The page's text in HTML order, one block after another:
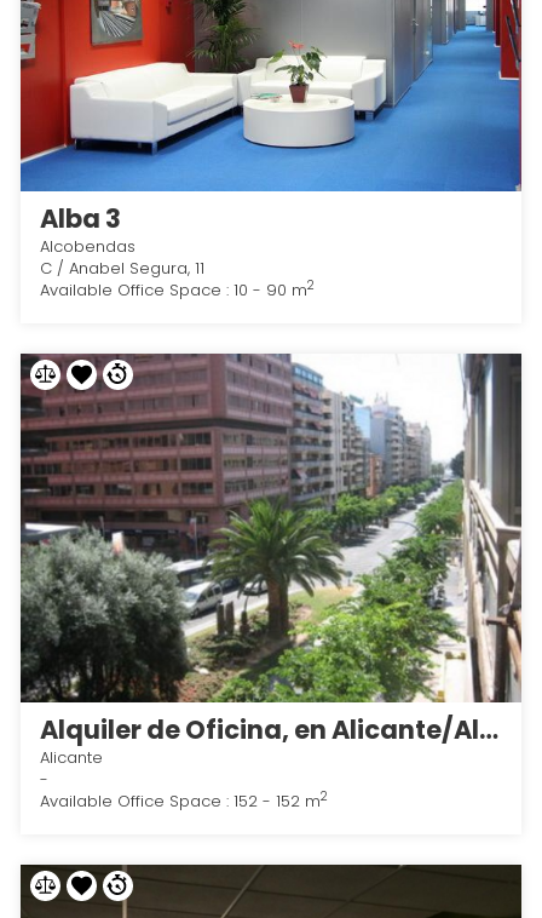
Alba 3
Alcobendas
C / Anabel Segura, 11
Available Office Space : 10 - 90 m2
Alquiler de Oficina, en Alicante/Alacant 1
Alicante
-
Available Office Space : 152 - 152 m2